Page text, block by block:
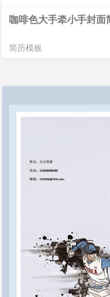
咖啡色大手牵小手封
简历模板